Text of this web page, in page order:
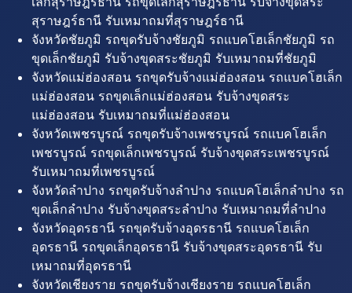
สุราษฎร์ธานี รับเหมาถมที่สุราษฎร์ธานี
จังหวัดชัยภูมิ รถขุดรับจ้างชัยภูมิ รถแบคโฮเล็กชัยภูมิ รถ
ขุดเล็กชัยภูมิ รับจ้างขุดสระชัยภูมิ รับเหมาถมที่ชัยภูมิ
จังหวัดแม่ฮ่องสอน รถขุดรับจ้างแม่ฮ่องสอน รถแบคโฮเล็ก
แม่ฮ่องสอน รถขุดเล็กแม่ฮ่องสอน รับจ้างขุดสระ
แม่ฮ่องสอน รับเหมาถมที่แม่ฮ่องสอน
จังหวัดเพชรบูรณ์ รถขุดรับจ้างเพชรบูรณ์ รถแบคโฮเล็ก
เพชรบูรณ์ รถขุดเล็กเพชรบูรณ์ รับจ้างขุดสระเพชรบูรณ์
รับเหมาถมที่เพชรบูรณ์
จังหวัดลำปาง รถขุดรับจ้างลำปาง รถแบคโฮเล็กลำปาง รถ
ขุดเล็กลำปาง รับจ้างขุดสระลำปาง รับเหมาถมที่ลำปาง
จังหวัดอุดรธานี รถขุดรับจ้างอุดรธานี รถแบคโฮเล็ก
อุดรธานี รถขุดเล็กอุดรธานี รับจ้างขุดสระอุดรธานี รับ
เหมาถมที่อุดรธานี
จังหวัดเชียงราย รถขุดรับจ้างเชียงราย รถแบคโฮเล็ก